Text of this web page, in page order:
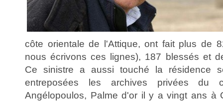
côte orientale de l'Attique, ont fait plus de
nous écrivons ces lignes), 187 blessés et
Ce sinistre a aussi touché la résidence
entreposées les archives privées du
Angélopoulos, Palme d'or il y a vingt ans à